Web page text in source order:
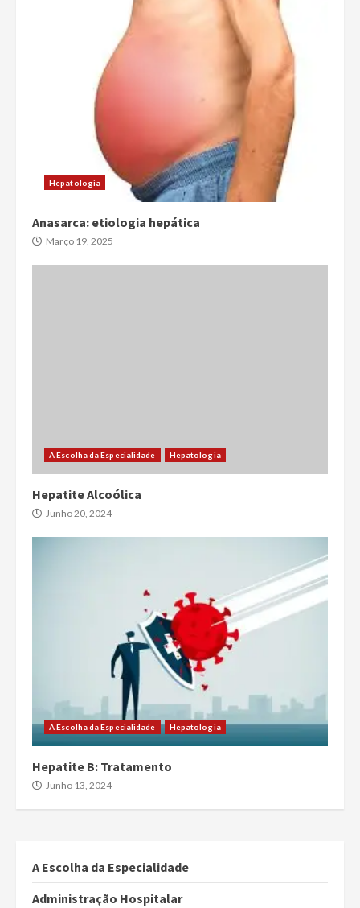
Hepatologia
Anasarca: etiologia hepática
Março 19, 2025
A Escolha da Especialidade Hepatologia
Hepatite Alcoólica
Junho 20, 2024
A Escolha da Especialidade Hepatologia
Hepatite B: Tratamento
Junho 13, 2024
A Escolha da Especialidade
Administração Hospitalar